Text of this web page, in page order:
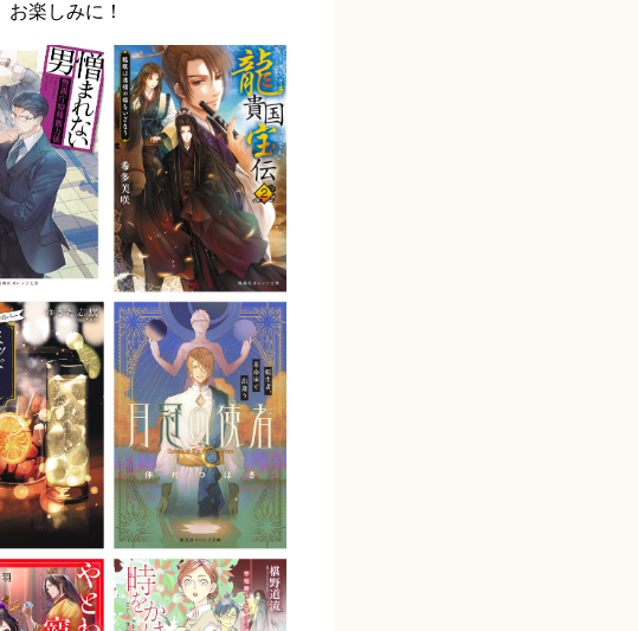
楽しみに！